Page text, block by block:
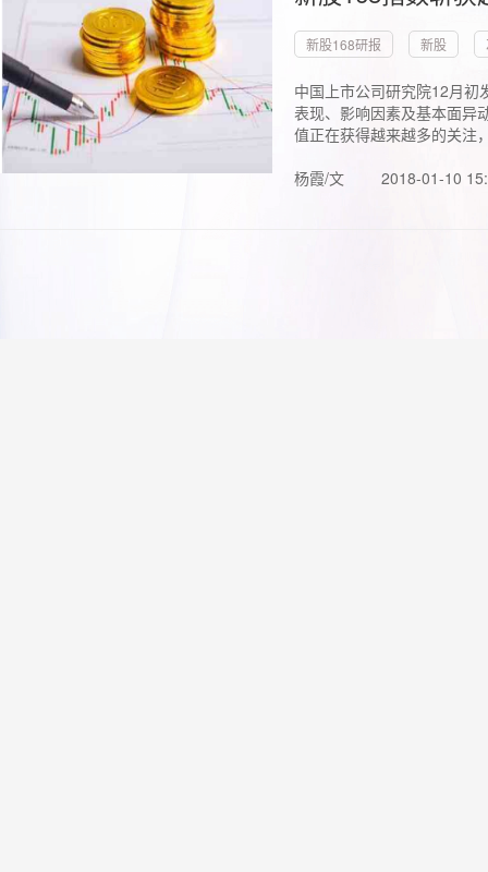
新股168研报 新股
中国上市公司研究院12月初
表现、影响因素及基本面异
值正在获得越来越多的关注
杨霞/文
2018-01-10